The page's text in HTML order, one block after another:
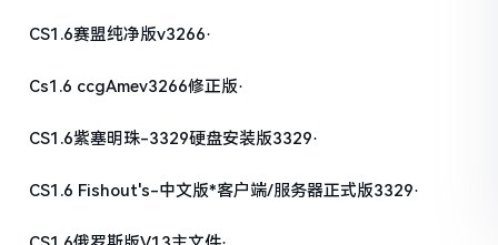
CS1.6赛盟纯净版v3266·
Cs1.6 ccgAmev3266修正版·
CS1.6紫塞明珠-3329硬盘安装版3329·
CS1.6 Fishout's-中文版*客户端/服务器正式版3329·